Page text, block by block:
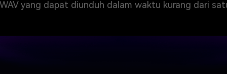
yang dapat diunduh dalam waktu kurang dari